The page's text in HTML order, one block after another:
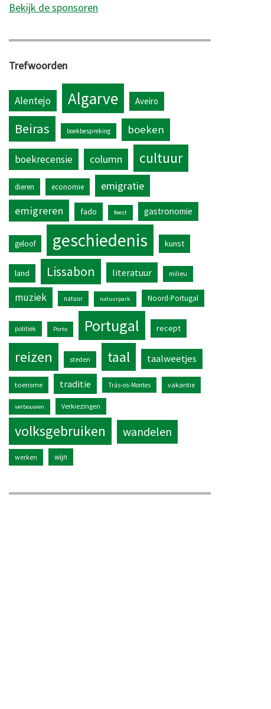
Bekijk de sponsoren
Trefwoorden
Alentejo Algarve Aveiro
Beiras boekbespreking boeken
boekrecensie column cultuur
dieren economie
emigratie
emigreren
fado feest gastronomie
geloof geschiedenis kunst
land Lissabon literatuur milieu
muziek natuur natuurpark Noord-Portugal
politiek Porto Portugal recept
reizen steden taal taalweetjes
toerisme traditie Trás-os-Montes vakantie
verbouwen Verkiezingen
volksgebruiken wandelen
werken wijn